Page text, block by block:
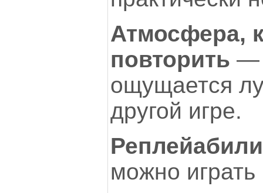
Атмосфера,
повторить —
ощущается
другой игре.
можно